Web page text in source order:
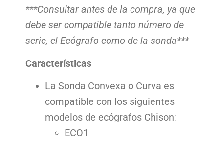
***Consultar antes de la compra, ya que
debe ser compatible tanto número de
serie, el Ecógrafo como de la sonda***
Características
La Sonda Convexa o Curva es
compatible con los siguientes
modelos de ecógrafos Chison:
ECO1